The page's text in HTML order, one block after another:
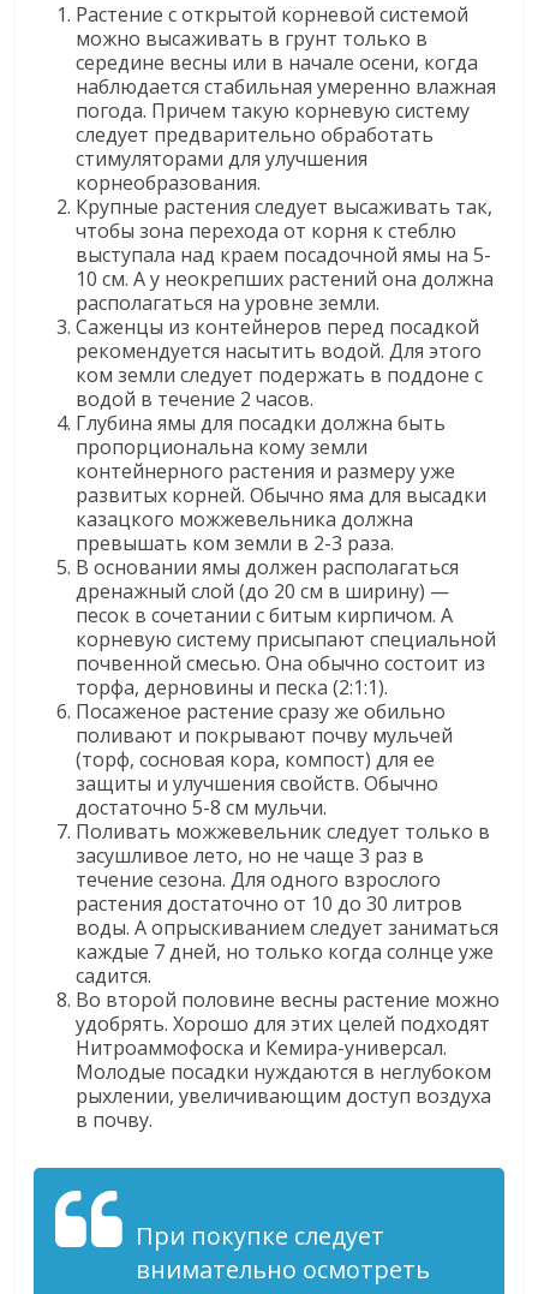
Растение с открытой корневой системой
можно высаживать в грунт только в
середине весны или в начале осени, когда
наблюдается стабильная умеренно влажная
погода. Причем такую корневую систему
следует предварительно обработать
стимуляторами для улучшения
корнеобразования.
Крупные растения следует высаживать так,
чтобы зона перехода от корня к стеблю
выступала над краем посадочной ямы на 5-
10 см. А у неокрепших растений она должна
располагаться на уровне земли.
Саженцы из контейнеров перед посадкой
рекомендуется насытить водой. Для этого
ком земли следует подержать в поддоне с
водой в течение 2 часов.
Глубина ямы для посадки должна быть
пропорциональна кому земли
контейнерного растения и размеру уже
развитых корней. Обычно яма для высадки
казацкого можжевельника должна
превышать ком земли в 2-3 раза.
В основании ямы должен располагаться
дренажный слой (до 20 см в ширину) —
песок в сочетании с битым кирпичом. А
корневую систему присыпают специальной
почвенной смесью. Она обычно состоит из
торфа, дерновины и песка (2:1:1).
Посаженое растение сразу же обильно
поливают и покрывают почву мульчей
(торф, сосновая кора, компост) для ее
защиты и улучшения свойств. Обычно
достаточно 5-8 см мульчи.
Поливать можжевельник следует только в
засушливое лето, но не чаще 3 раз в
течение сезона. Для одного взрослого
растения достаточно от 10 до 30 литров
воды. А опрыскиванием следует заниматься
каждые 7 дней, но только когда солнце уже
садится.
Во второй половине весны растение можно
удобрять. Хорошо для этих целей подходят
Нитроаммофоска и Кемира-универсал.
Молодые посадки нуждаются в неглубоком
рыхлении, увеличивающим доступ воздуха
в почву.
При покупке следует
внимательно осмотреть